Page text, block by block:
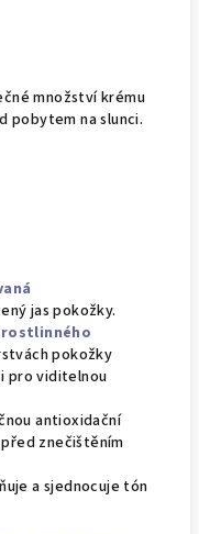
množství krému
pobytem na slunci.
jas pokožky.
pokožky
pro viditelnou
antioxidační
znečištěním
a sjednocuje tón